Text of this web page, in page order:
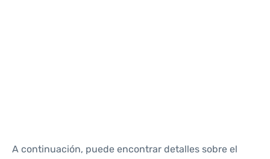
A continuación, puede encontrar detalles sobre el